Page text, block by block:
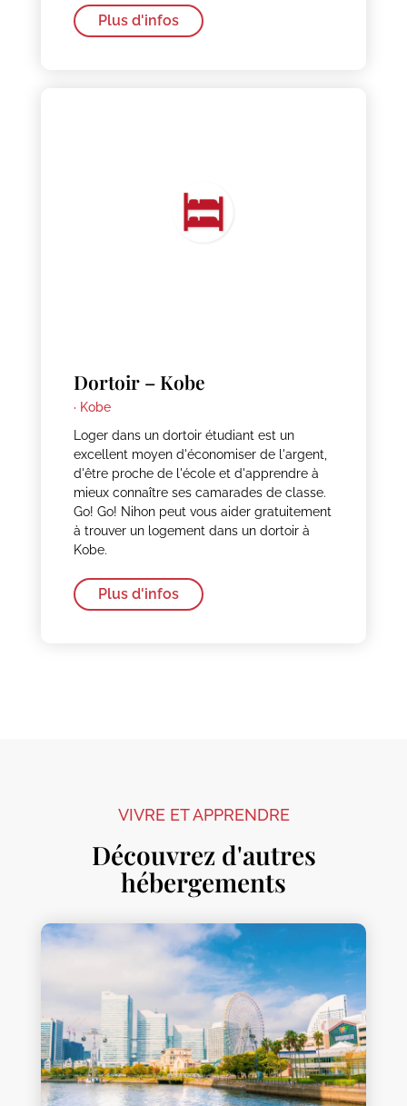
Plus d'infos
Dortoir – Kobe
· Kobe
Loger dans un dortoir étudiant est un
excellent moyen d'économiser de l'argent,
d'être proche de l'école et d'apprendre à
mieux connaître ses camarades de classe.
Go! Go! Nihon peut vous aider gratuitement
à trouver un logement dans un dortoir à
Kobe.
Plus d'infos
VIVRE ET APPRENDRE
Découvrez d'autres
hébergements